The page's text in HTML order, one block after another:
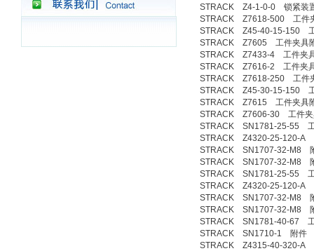
STRACK Z4-1-0-0 锁紧装
STRACK Z7618-500 工件
STRACK Z45-40-15-150
STRACK Z7605 工件夹具
STRACK Z7433-4 工件夹
STRACK Z7616-2 工件夹
STRACK Z7618-250 工件
STRACK Z45-30-15-150
STRACK Z7615 工件夹具
STRACK Z7606-30 工件夹
STRACK SN1781-25-55
STRACK Z4320-25-120-A
STRACK SN1707-32-M8
STRACK SN1707-32-M8
STRACK SN1781-25-55
STRACK Z4320-25-120-A
STRACK SN1707-32-M8
STRACK SN1707-32-M8
STRACK SN1781-40-67
STRACK SN1710-1 附件
STRACK Z4315-40-320-A